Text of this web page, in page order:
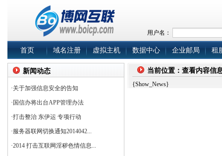
用户名：
首页 域名注册 虚拟主机 数据中心 企业邮局 租
新闻动态
·关于加强信息安全的告知
· 国信办将出台APP管理办法
·打击整治 东伊运 专项行动
·服务器联网切换通知2014042...
·2014 打击互联网淫秽色情信息...
当前位置：查看内容信
{Show_News}